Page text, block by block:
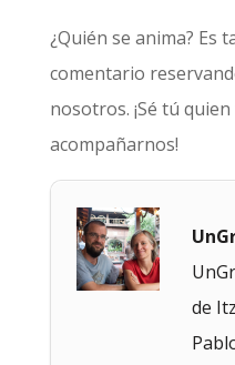
¿Quién se anima? Es
comentario
nosotros. ¡Sé tú
acompañarnos!
de